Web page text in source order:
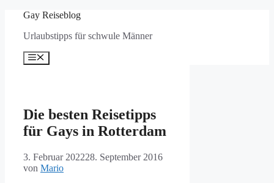
springen
Gay Reiseblog
Urlaubstipps für schwule Männer
Menü
Die besten Reisetipps
für Gays in Rotterdam
3. Februar 202228. September 2016
von Mario